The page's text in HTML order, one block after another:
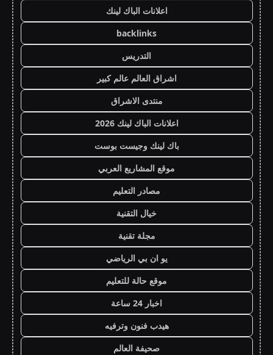
اعلانات الباك لينك
backlinks
التدريس
اشراق العالم عالم كبير
منتدى الاشراق
اعلانات الباك لينك 2026
باك لينك وجيست بوست
موقع المشاريع العربي
مصادر التعليم
خيال التقنية
مجلة تقنية
يو ان بي الرياضي
موقع حالة للتعليم
اخبار 24 ساعة
هيدب فنون وترفيه
صحيفة العالم